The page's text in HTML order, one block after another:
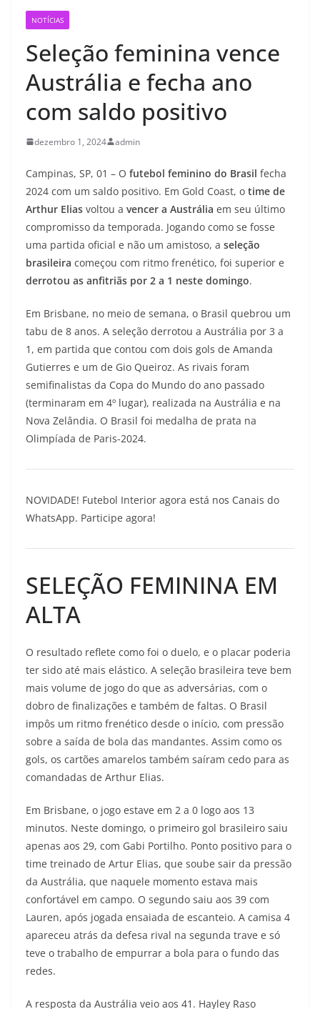
NOTÍCIAS
Seleção feminina vence
Austrália e fecha ano
com saldo positivo
dezembro 1, 2024 admin
Campinas, SP, 01 – O futebol feminino do Brasil fecha
2024 com um saldo positivo. Em Gold Coast, o time de
Arthur Elias voltou a vencer a Austrália em seu último
compromisso da temporada. Jogando como se fosse
uma partida oficial e não um amistoso, a seleção
brasileira começou com ritmo frenético, foi superior e
derrotou as anfitriãs por 2 a 1 neste domingo.
Em Brisbane, no meio de semana, o Brasil quebrou um
tabu de 8 anos. A seleção derrotou a Austrália por 3 a
1, em partida que contou com dois gols de Amanda
Gutierres e um de Gio Queiroz. As rivais foram
semifinalistas da Copa do Mundo do ano passado
(terminaram em 4º lugar), realizada na Austrália e na
Nova Zelândia. O Brasil foi medalha de prata na
Olimpíada de Paris-2024.
NOVIDADE! Futebol Interior agora está nos Canais do
WhatsApp. Participe agora!
SELEÇÃO FEMININA EM
ALTA
O resultado reflete como foi o duelo, e o placar poderia
ter sido até mais elástico. A seleção brasileira teve bem
mais volume de jogo do que as adversárias, com o
dobro de finalizações e também de faltas. O Brasil
impôs um ritmo frenético desde o início, com pressão
sobre a saída de bola das mandantes. Assim como os
gols, os cartões amarelos também saíram cedo para as
comandadas de Arthur Elias.
Em Brisbane, o jogo estave em 2 a 0 logo aos 13
minutos. Neste domingo, o primeiro gol brasileiro saiu
apenas aos 29, com Gabi Portilho. Ponto positivo para o
time treinado de Artur Elias, que soube sair da pressão
da Austrália, que naquele momento estava mais
confortável em campo. O segundo saiu aos 39 com
Lauren, após jogada ensaiada de escanteio. A camisa 4
apareceu atrás da defesa rival na segunda trave e só
teve o trabalho de empurrar a bola para o fundo das
redes.
A resposta da Austrália veio aos 41. Hayley Raso